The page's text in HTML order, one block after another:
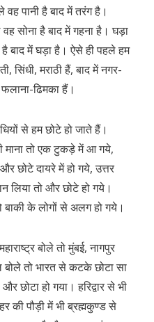
वह पानी है बाद में तरंग है।
सोना है बाद में गहना है। घड़ा
बाद में घड़ा है। ऐसे ही पहले हम
सिंधी, मराठी हैं, बाद में नगर-
ढिमका हैं।
से हम छोटे हो जाते हैं।
माना तो एक टुकड़े में आ गये,
छोटे दायरे में हो गये, उत्तर
तो और छोटे हो गये।
के लोगों से अलग हो गये।
बोले तो मुंबई, नागपुर
बोले तो भारत से कटके छोटा सा
छोटा हो गया। हरिद्वार से भी
की पौड़ी में भी ब्रह्मकुण्ड से